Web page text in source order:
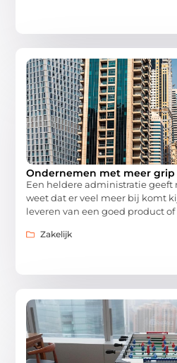
Ondernemen met meer
Een heldere administratie
weet dat er veel meer bij komt
leveren van een goed product of
Zakelijk